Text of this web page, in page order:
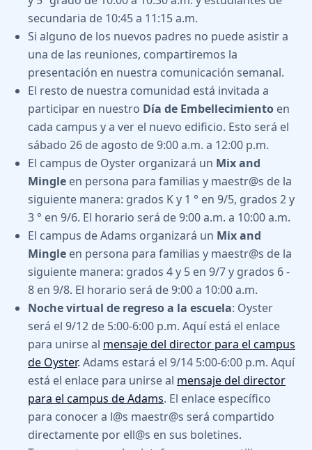
secundaria de 10:45 a 11:15 a.m.
Si alguno de los nuevos padres no puede asistir a
una de las reuniones, compartiremos la
presentación en nuestra comunicación semanal.
El resto de nuestra comunidad está invitada a
participar en nuestro Día de Embellecimiento en
cada campus y a ver el nuevo edificio. Esto será el
sábado 26 de agosto de 9:00 a.m. a 12:00 p.m.
El campus de Oyster organizará un Mix and
Mingle en persona para familias y maestr@s de la
siguiente manera: grados K y 1 ° en 9/5, grados 2 y
3 ° en 9/6. El horario será de 9:00 a.m. a 10:00 a.m.
El campus de Adams organizará un Mix and
Mingle en persona para familias y maestr@s de la
siguiente manera: grados 4 y 5 en 9/7 y grados 6 -
8 en 9/8. El horario será de 9:00 a 10:00 a.m.
Noche virtual de regreso a la escuela: Oyster
será el 9/12 de 5:00-6:00 p.m. Aquí está el enlace
para unirse al mensaje del director para el campus
de Oyster. Adams estará el 9/14 5:00-6:00 p.m. Aquí
está el enlace para unirse al mensaje del director
para el campus de Adams. El enlace específico
para conocer a l@s maestr@s será compartido
directamente por ell@s en sus boletines.